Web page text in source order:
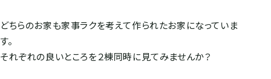
どちらのお家も家事ラクを考えて作られたお家になっていま
す。
それぞれの良いところを２棟同時に見てみませんか？